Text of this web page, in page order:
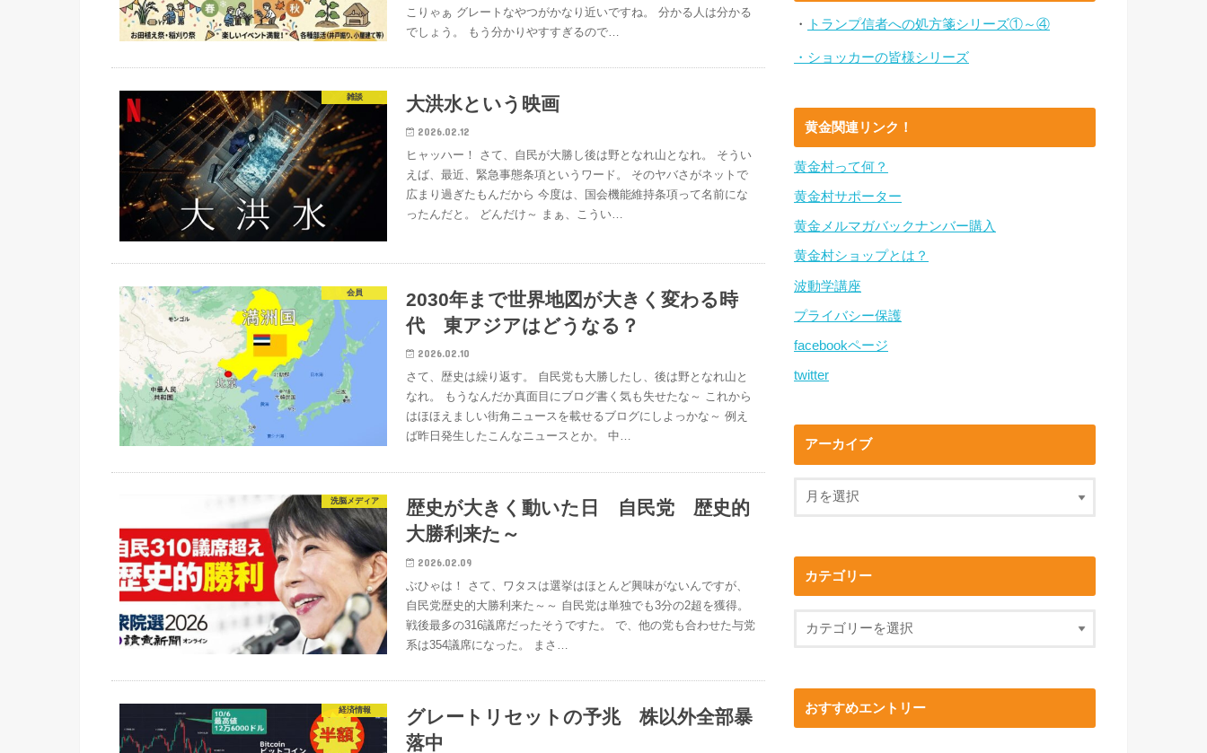
こりゃぁ グレートなやつがかなり近いですね。 分かる人は分かる
でしょう。 もう分かりやすすぎるので…
雑談 大洪水という映画
2026.02.12
ヒャッハー！ さて、自民が大勝し後は野となれ山となれ。 そうい
えば、最近、緊急事態条項というワード。 そのヤバさがネットで
広まり過ぎたもんだから 今度は、国会機能維持条項って名前にな
ったんだと。 どんだけ～ まぁ、こうい…
会員
2030年まで世界地図が大きく変わる時
代 東アジアはどうなる？
2026.02.10
さて、歴史は繰り返す。 自民党も大勝したし、後は野となれ山と
なれ。 もうなんだか真面目にブログ書く気も失せたな～ これから
はほほえましい街角ニュースを載せるブログにしよっかな～ 例え
ば昨日発生したこんなニュースとか。 中…
洗脳メディア
歴史が大きく動いた日 自民党 歴史的
大勝利来た～
2026.02.09
ぶひゃは！ さて、ワタスは選挙はほとんど興味がないんですが、
自民党歴史的大勝利来た～～ 自民党は単独でも3分の2超を獲得。
戦後最多の316議席だったそうですた。 で、他の党も合わせた与党
系は354議席になった。 まさ…
経済情報
グレートリセットの予兆 株以外全部暴
落中
・ トランプ信者への処方箋シリーズ①～④
・ショッカーの皆様シリーズ
黄金関連リンク！
黄金村って何？
黄金村サポーター
黄金メルマガバックナンバー購入
黄金村ショップとは？
波動学講座
プライバシー保護
facebookページ
twitter
アーカイブ
カテゴリー
おすすめエントリー